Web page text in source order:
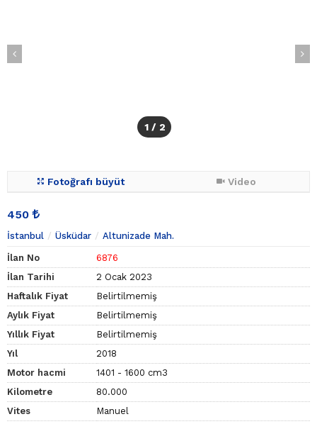
1 / 2
Fotoğrafı büyüt Video
450
İstanbul Üsküdar Altunizade Mah.
İlan No
6876
İlan Tarihi
2 Ocak 2023
Haftalık Fiyat
Belirtilmemiş
Aylık Fiyat
Belirtilmemiş
Yıllık Fiyat
Belirtilmemiş
Yıl
2018
Motor hacmi
1401 - 1600 cm3
Kilometre
80.000
Vites
Manuel